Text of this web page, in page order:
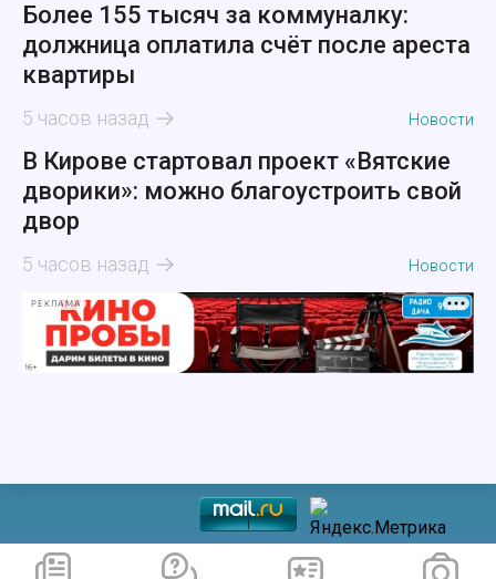
Более 155 тысяч за коммуналку:
должница оплатила счёт после ареста
квартиры
5 часов назад Новости
В Кирове стартовал проект «Вятские
дворики»: можно благоустроить свой
двор
5 часов назад Новости
РЕКЛАМА